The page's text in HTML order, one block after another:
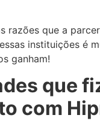
razões que a
instituições é
ganham!
que
com